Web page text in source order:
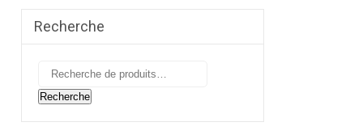
Recherche
Recherche
pour :
Recherche